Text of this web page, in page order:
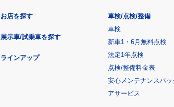
お店を探す
展示車/試乗車を探す
ラインアップ
車検/点検/整備
車検
新車1・6月無料点検
法定1年点検
点検/整備料金表
安心メンテナンスパッ
アサービス